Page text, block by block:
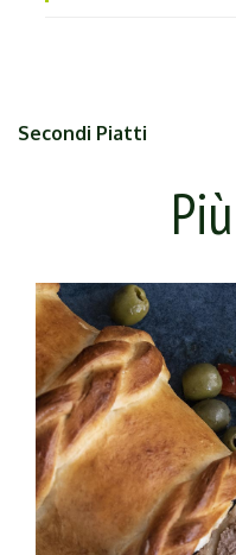
Secondi Piatti